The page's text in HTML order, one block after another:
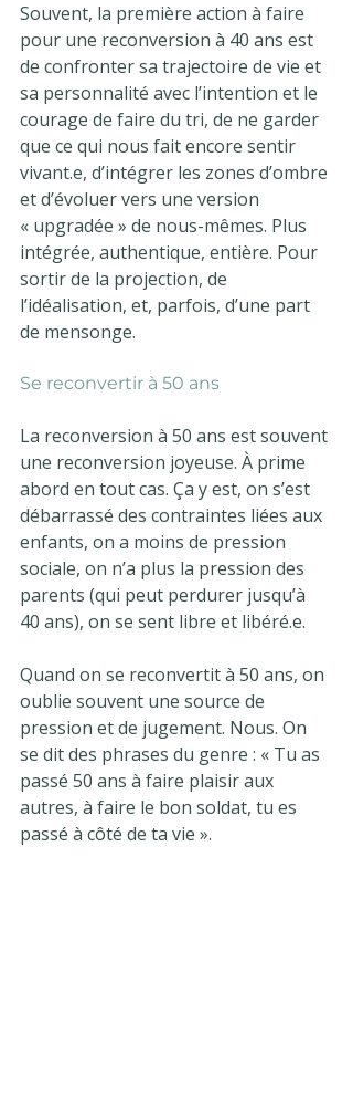
Souvent, la première action à faire
pour une reconversion à 40 ans est
de confronter sa trajectoire de vie et
sa personnalité avec l’intention et le
courage de faire du tri, de ne garder
que ce qui nous fait encore sentir
vivant.e, d’intégrer les zones d’ombre
et d’évoluer vers une version
« upgradée » de nous-mêmes. Plus
intégrée, authentique, entière. Pour
sortir de la projection, de
l’idéalisation, et, parfois, d’une part
de mensonge.
Se reconvertir à 50 ans
La reconversion à 50 ans est souvent
une reconversion joyeuse. À prime
abord en tout cas. Ça y est, on s’est
débarrassé des contraintes liées aux
enfants, on a moins de pression
sociale, on n’a plus la pression des
parents (qui peut perdurer jusqu’à
40 ans), on se sent libre et libéré.e.
Quand on se reconvertit à 50 ans, on
oublie souvent une source de
pression et de jugement. Nous. On
se dit des phrases du genre : « Tu as
passé 50 ans à faire plaisir aux
autres, à faire le bon soldat, tu es
passé à côté de ta vie ».